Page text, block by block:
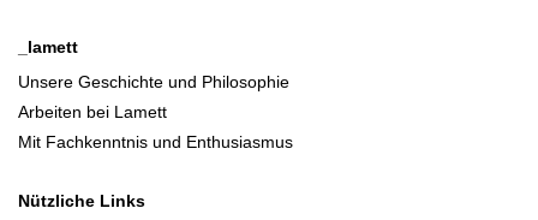
_lamett
Unsere Geschichte und Philosophie
Arbeiten bei Lamett
Mit Fachkenntnis und Enthusiasmus
Nützliche Links